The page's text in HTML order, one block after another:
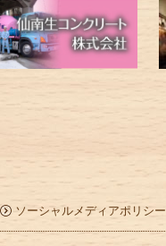
ソーシャルメディアポリシー